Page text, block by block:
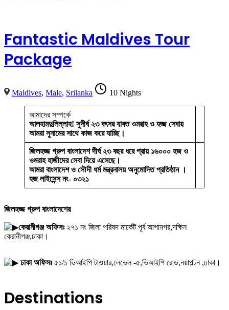
Fantastic Maldives Tour
Package
Maldives,Male, Srilanka 10 Nights
আমাদের সম্পর্কে
আলহামদুলিল্লাহ! সুদীর্ঘ ২৩ বৎসর যাবত ওমরাহ ও হজ্জ সেবায়
আমরা সুনামের সাথে কাজ করে যাচ্ছি।
জিলহজ্জ গ্রুপ বাংলাদেশ দীর্ঘ ২৩ বছর ধরে প্রায় ১৬০০০ হজ ও
ওমরাহ হাজীদের সেবা দিয়ে এসেছে।
আমরা বাংলাদেশ ও সৌদী ধর্ম মন্ত্রনালয় অনুমোদিত প্রতিষ্ঠান ।
হজ লাইসেন্স নং- ০৩২১
জিলহজ্জ গ্রুপ বাংলাদেশের
কেরানীগঞ্জ অফিসঃ২৭১ নং জিলা পরিষদ মার্কেট পূর্ব আগানগর,দক্ষিন
কেরানীগঞ্জ,ঢাকা।
ঢাকা অফিসঃ৫১/১ ভিআইপি টাওয়ার,লেভেল -৫,ভিআইপি রোড,নয়াপল্টন ,ঢাকা।
Destinations